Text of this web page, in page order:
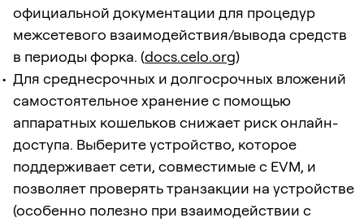
официальной документации для процедур
межсетевого взаимодействия/вывода средств
в периоды форка. (docs.celo.org)
Для среднесрочных и долгосрочных вложений
самостоятельное хранение с помощью
аппаратных кошельков снижает риск онлайн-
доступа. Выберите устройство, которое
поддерживает сети, совместимые с EVM, и
позволяет проверять транзакции на устройстве
(особенно полезно при взаимодействии с